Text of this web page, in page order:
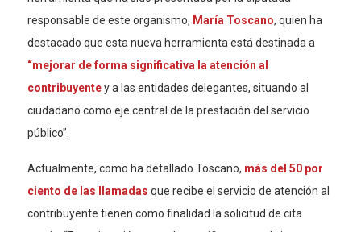
responsable de este organismo, María Toscano, quien ha
destacado que esta nueva herramienta está destinada a
“mejorar de forma significativa la atención al
contribuyentey a las entidades delegantes, situando al
ciudadano como eje central de la prestación del servicio
público”.
Actualmente, como ha detallado Toscano, más del 50 por
ciento de las llamadas que recibe el servicio de atención al
contribuyente tienen como finalidad la solicitud de cita